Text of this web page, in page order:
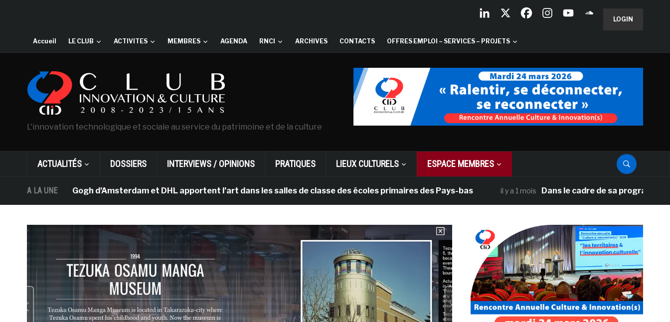
LOGIN
Accueil LE CLUB ACTIVITES MEMBRES AGENDA RNCI ARCHIVES CONTACTS OFFRES EMPLOI – SERVICES – PROJETS
L'innovation technologique et sociale au service du patrimoine et de la culture
ACTUALITÉS DOSSIERS INTERVIEWS / OPINIONS PRATIQUES LIEUX CULTURELS ESPACE MEMBRES
A LA UNE
Van Gogh d’Amsterdam et DHL apportent l’art dans les salles de classe des écoles primaires des Pays-bas il y a 1 mois Dans le cadre de sa programmation